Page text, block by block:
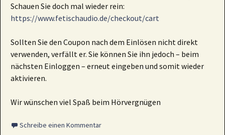
Schauen Sie doch mal wieder rein:
https://www.fetischaudio.de/checkout/cart
Sollten Sie den Coupon nach dem Einlösen nicht direkt
verwenden, verfällt er. Sie können Sie ihn jedoch – beim
nächsten Einloggen – erneut eingeben und somit wieder
aktivieren.
Wir wünschen viel Spaß beim Hörvergnügen
Schreibe einen Kommentar